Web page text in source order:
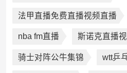
法甲直播免费直播视频直播
nba fm直播 斯诺克直播
骑士对阵公牛集锦 wtt乒